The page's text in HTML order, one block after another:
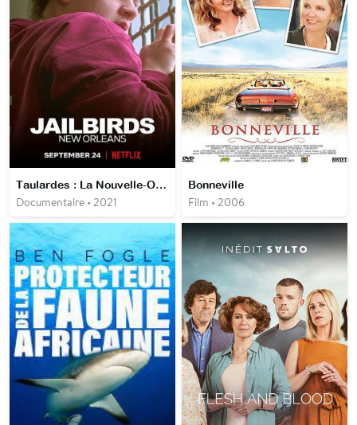
Taulardes : La Nouvelle-Orléans
Documentaire • 2021
Bonneville
Film • 2006